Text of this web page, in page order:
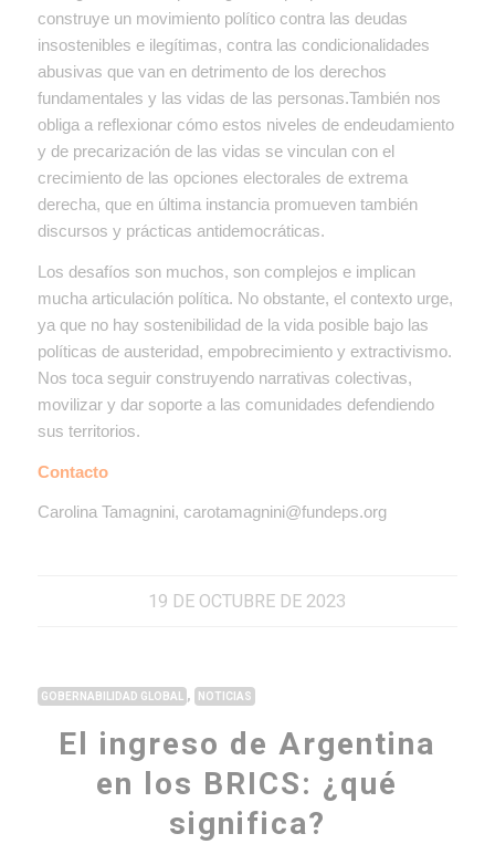
construye un movimiento político contra las deudas
insostenibles e ilegítimas, contra las condicionalidades
abusivas que van en detrimento de los derechos
fundamentales y las vidas de las personas.También nos
obliga a reflexionar cómo estos niveles de endeudamiento
y de precarización de las vidas se vinculan con el
crecimiento de las opciones electorales de extrema
derecha, que en última instancia promueven también
discursos y prácticas antidemocráticas.
Los desafíos son muchos, son complejos e implican
mucha articulación política. No obstante, el contexto urge,
ya que no hay sostenibilidad de la vida posible bajo las
políticas de austeridad, empobrecimiento y extractivismo.
Nos toca seguir construyendo narrativas colectivas,
movilizar y dar soporte a las comunidades defendiendo
sus territorios.
Contacto
Carolina Tamagnini, carotamagnini@fundeps.org
19 DE OCTUBRE DE 2023
GOBERNABILIDAD GLOBAL , NOTICIAS
El ingreso de Argentina
en los BRICS: ¿qué
significa?